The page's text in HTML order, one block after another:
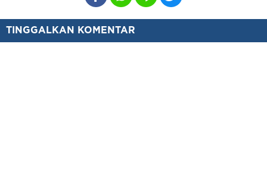
TINGGALKAN KOMENTAR